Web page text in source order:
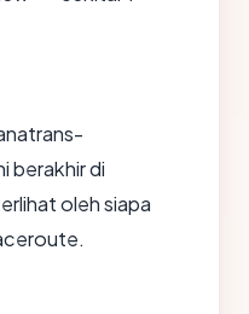
berakhir di
oleh siapa